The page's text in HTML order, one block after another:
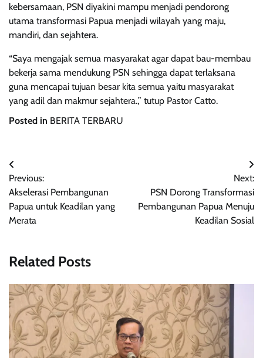
kebersamaan, PSN diyakini mampu menjadi pendorong
utama transformasi Papua menjadi wilayah yang maju,
mandiri, dan sejahtera.
“Saya mengajak semua masyarakat agar dapat bau-membau
bekerja sama mendukung PSN sehingga dapat terlaksana
guna mencapai tujuan besar kita semua yaitu masyarakat
yang adil dan makmur sejahtera.,” tutup Pastor Catto.
Posted in BERITA TERBARU
Navigasi
pos
Previous:
Akselerasi Pembangunan
Papua untuk Keadilan yang
Merata
Next:
PSN Dorong Transformasi
Pembangunan Papua Menuju
Keadilan Sosial
Related Posts